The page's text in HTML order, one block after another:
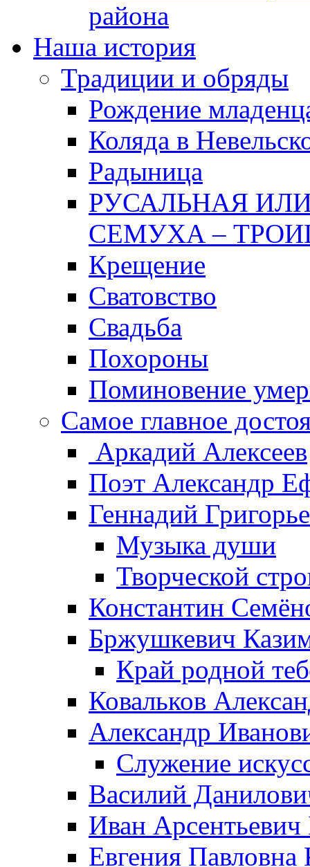
района
Наша история
Традиции и обряды
Рождение
Коляда в
Радыница
РУСАЛЬНАЯ
СЕМУХА –
Крещение
Сватовство
Свадьба
Похороны
Поминовение
Самое главное
Аркадий Алексеев
Поэт Александр
Геннадий
Музыка души
Творческой
Константин
Бржушкевич
Край родной
Ковальков
Александр
Служение
Василий
Иван
Евгения Павловна